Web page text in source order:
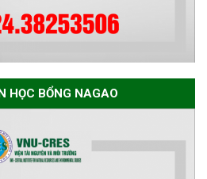
HỌC BỔNG NAGAO